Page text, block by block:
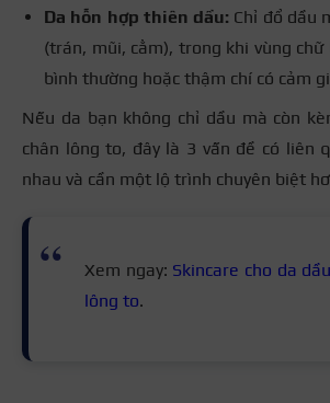
Da hỗn hợp thiên dầu: Chỉ đổ dầu
(trán, mũi, cằm), trong khi vùng
bình thường hoặc thậm chí có cảm
Nếu da bạn không chỉ dầu mà còn
chân lông to, đây là 3 vấn đề có liên
nhau và cần một lộ trình chuyên biệt
Xem ngay: Skincare cho da
lông to.